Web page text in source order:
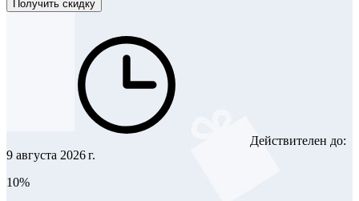
Получить скидку
Действителен до:
9 августа 2026 г.
10%